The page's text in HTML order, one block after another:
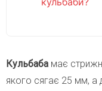
Кульбаба має
якого сягає 25 мм,